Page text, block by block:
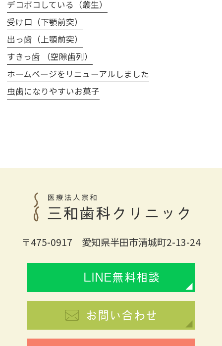
デコボコしている（叢生）
受け口（下顎前突）
出っ歯（上顎前突）
すきっ歯 （空隙歯列）
ホームページをリニューアルしました
虫歯になりやすいお菓子
〒475-0917 愛知県半田市清城町2-13-24
LINE無料相談
お問い合わせ